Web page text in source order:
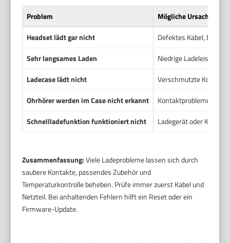
Problem
Mögliche Ursache
Headset lädt gar nicht
Defektes Kabel,
Sehr langsames Laden
Niedrige Ladeleistung
Ladecase lädt nicht
Verschmutzte
Ohrhörer werden im Case nicht erkannt
Kontaktprobleme,
Schnellladefunktion funktioniert nicht
Ladegerät oder Kabel
Zusammenfassung:Viele Ladeprobleme lassen sich durch
saubere Kontakte, passendes Zubehör und
Temperaturkontrolle beheben. Prüfe immer zuerst Kabel und
Netzteil. Bei anhaltenden Fehlern hilft ein Reset oder ein
Firmware-Update.